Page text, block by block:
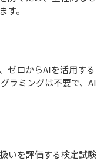
す。
ゼロからAIを活用する
ラミングは不要で、AI
いを評価する検定試験